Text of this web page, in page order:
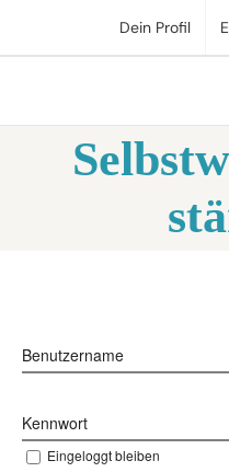
springen
Dein Profil
Benutzername
Kennwort
Eingeloggt bleiben